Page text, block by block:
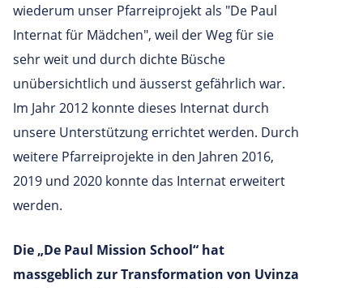
wiederum unser Pfarreiprojekt als "De Paul
Internat für Mädchen", weil der Weg für sie
sehr weit und durch dichte Büsche
unübersichtlich und äusserst gefährlich war.
Im Jahr 2012 konnte dieses Internat durch
unsere Unterstützung errichtet werden. Durch
weitere Pfarreiprojekte in den Jahren 2016,
2019 und 2020 konnte das Internat erweitert
werden.
Die „De Paul Mission School“ hat
massgeblich zur Transformation von Uvinza